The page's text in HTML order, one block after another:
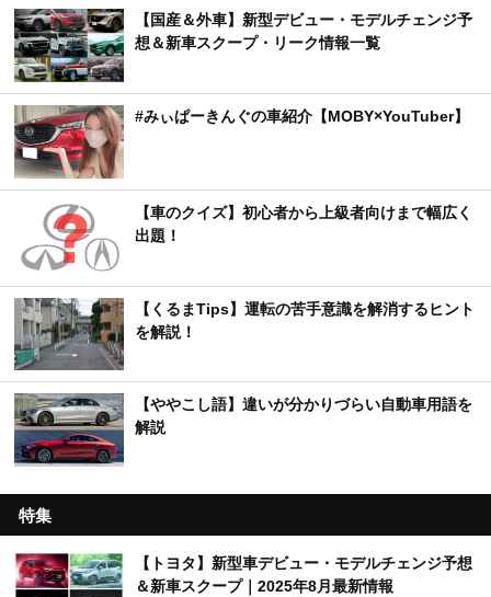
【国産＆外車】新型デビュー・モデルチェンジ予
想＆新車スクープ・リーク情報一覧
#みぃぱーきんぐの車紹介【MOBY×YouTuber】
【車のクイズ】初心者から上級者向けまで幅広く
出題！
【くるまTips】運転の苦手意識を解消するヒント
を解説！
【ややこし語】違いが分かりづらい自動車用語を
解説
特集
【トヨタ】新型車デビュー・モデルチェンジ予想
＆新車スクープ｜2025年8月最新情報